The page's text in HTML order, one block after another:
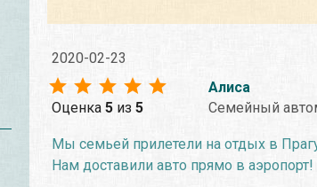
2020-02-23
Оценка 5из 5
Алиса
Семейный
Мы семьей прилетели на отдых в
Нам доставили авто прямо в